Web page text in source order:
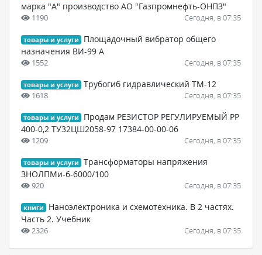
марка "А" производство АО "Газпромнефть-ОНПЗ"
1190 Сегодня, в 07:35
товары и услуги
Площадочный вибратор общего
назначения ВИ-99 А
1552 Сегодня, в 07:35
товары и услуги Трубогиб гидравлический ТМ-12
1618 Сегодня, в 07:35
товары и услуги
Продам РЕЗИСТОР РЕГУЛИРУЕМЫЙ РР
400-0,2 ТУ32ЦШ2058-97 17384-00-00-06
1209 Сегодня, в 07:35
товары и услуги
Tрансформаторы напряжения
ЗНОЛПМи-6-6000/100
920 Сегодня, в 07:35
книги
Наноэлектроника и схемотехника. В 2 частях.
Часть 2. Учебник
2326 Сегодня, в 07:35